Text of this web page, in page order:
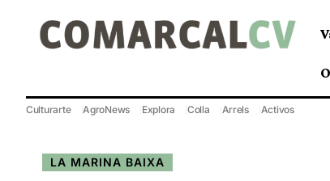
Culturarte AgroNews Explora Colla Arrels Activos
LA MARINA BAIXA